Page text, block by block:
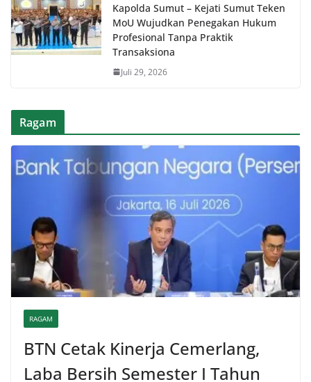
Kapolda Sumut – Kejati Sumut Teken
MoU Wujudkan Penegakan Hukum
Profesional Tanpa Praktik
Transaksiona
Juli 29, 2026
Ragam
RAGAM
BTN Cetak Kinerja Cemerlang,
Laba Bersih Semester I Tahun